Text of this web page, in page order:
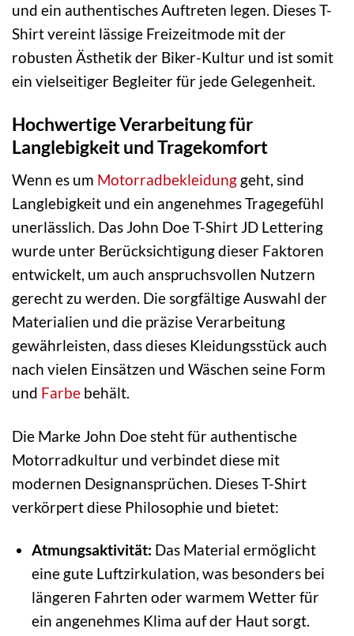
und ein authentisches Auftreten legen. Dieses T-
Shirt vereint lässige Freizeitmode mit der
robusten Ästhetik der Biker-Kultur und ist somit
ein vielseitiger Begleiter für jede Gelegenheit.
Hochwertige Verarbeitung für
Langlebigkeit und Tragekomfort
Wenn es um Motorradbekleidung geht, sind
Langlebigkeit und ein angenehmes Tragegefühl
unerlässlich. Das John Doe T-Shirt JD Lettering
wurde unter Berücksichtigung dieser Faktoren
entwickelt, um auch anspruchsvollen Nutzern
gerecht zu werden. Die sorgfältige Auswahl der
Materialien und die präzise Verarbeitung
gewährleisten, dass dieses Kleidungsstück auch
nach vielen Einsätzen und Wäschen seine Form
und Farbe behält.
Die Marke John Doe steht für authentische
Motorradkultur und verbindet diese mit
modernen Designansprüchen. Dieses T-Shirt
verkörpert diese Philosophie und bietet:
Atmungsaktivität: Das Material ermöglicht
eine gute Luftzirkulation, was besonders bei
längeren Fahrten oder warmem Wetter für
ein angenehmes Klima auf der Haut sorgt.